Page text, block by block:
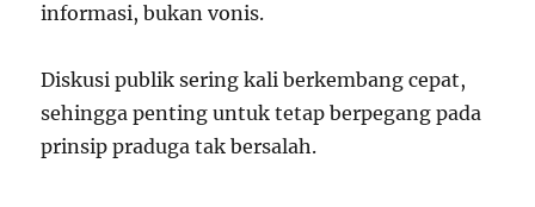
informasi, bukan vonis.
Diskusi publik sering kali berkembang cepat,
sehingga penting untuk tetap berpegang pada
prinsip praduga tak bersalah.